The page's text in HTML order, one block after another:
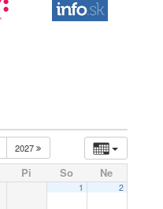
2027
Pi So Ne
1 2